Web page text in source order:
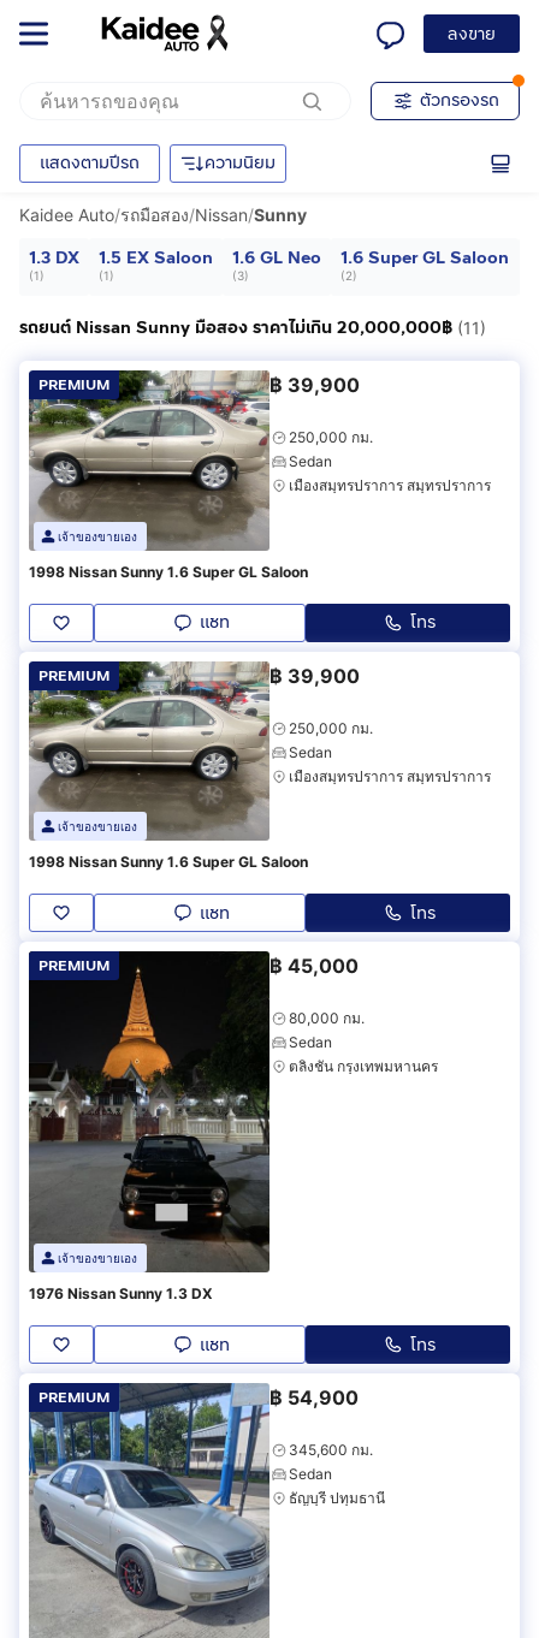
ลงขาย
ตัวกรองรถ
แสดงตามปีรถ ความนิยม
Kaidee Auto/รถมือสอง/Nissan/Sunny
1.3 DX
(1)
1.5 EX Saloon
(1)
1.6 GL Neo
(3)
1.6 Super GL Saloon
(2)
รถยนต์ Nissan Sunny มือสอง ราคาไม่เกิน 20,000,000฿ (11)
PREMIUM
เจ้าของขายเอง
฿ 39,900
250,000 กม.
Sedan
เมืองสมุทรปราการ สมุทรปราการ
1998 Nissan Sunny 1.6 Super GL Saloon
แชท โทร
PREMIUM
เจ้าของขายเอง
฿ 39,900
250,000 กม.
Sedan
เมืองสมุทรปราการ สมุทรปราการ
1998 Nissan Sunny 1.6 Super GL Saloon
แชท โทร
PREMIUM
เจ้าของขายเอง
฿ 45,000
80,000 กม.
Sedan
ตลิ่งชัน กรุงเทพมหานคร
1976 Nissan Sunny 1.3 DX
แชท โทร
PREMIUM ฿ 54,900
345,600 กม.
Sedan
ธัญบุรี ปทุมธานี